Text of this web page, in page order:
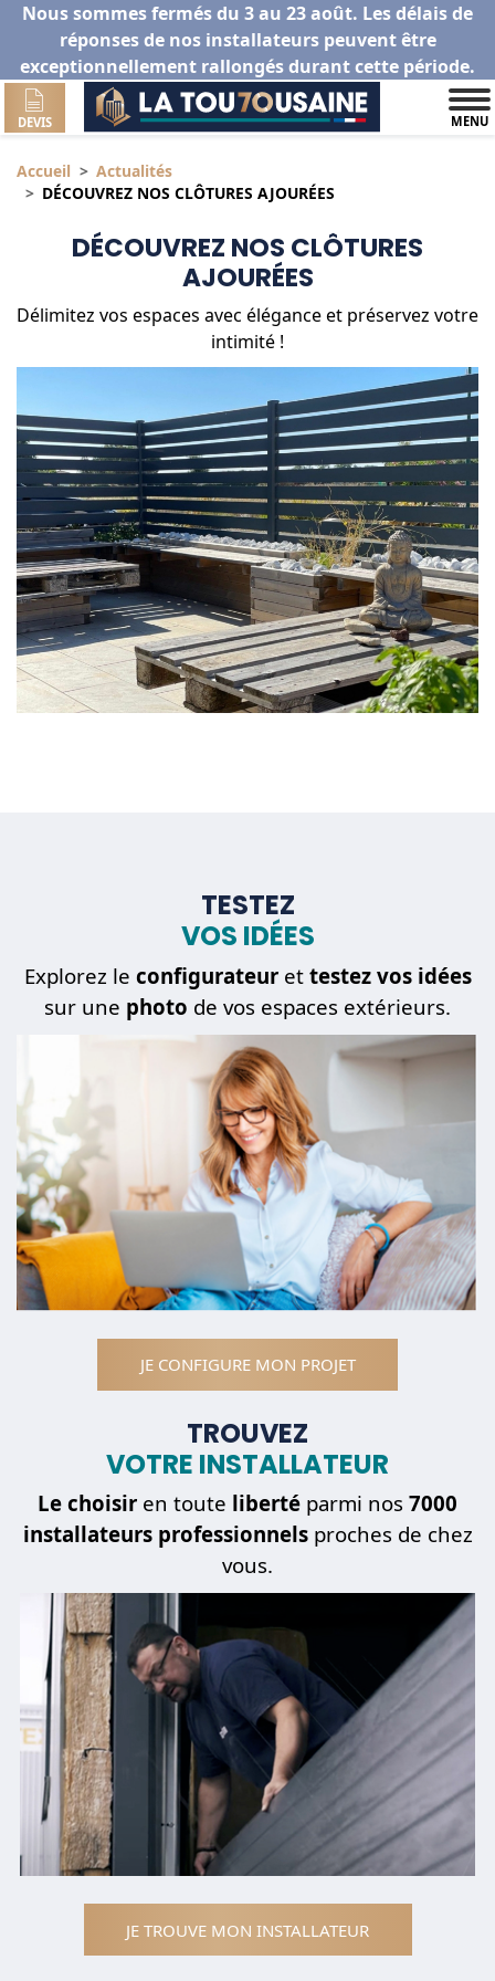
Nous sommes fermés du 3 au 23 août. Les délais de
réponses de nos installateurs peuvent être
exceptionnellement rallongés durant cette période.
DEVIS MENU
Accueil
Actualités
DÉCOUVREZ NOS CLÔTURES AJOURÉES
DÉCOUVREZ NOS CLÔTURES
AJOURÉES
Délimitez vos espaces avec élégance et préservez votre
intimité !
TESTEZ
VOS IDÉES
Explorez le configurateuret testez vos idées
sur une photo de vos espaces extérieurs.
JE CONFIGURE MON PROJET
TROUVEZ
VOTRE INSTALLATEUR
Le choisir en toute liberté parmi nos 7000
installateurs professionnelsproches de chez
vous.
JE TROUVE MON INSTALLATEUR